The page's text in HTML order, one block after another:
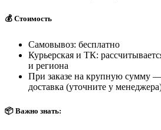
💰 Стоимость
Самовывоз: бесплатно
Курьерская и ТК:
и региона
При заказе на крупную сумму
доставка (уточните у
📦 Важно знать: